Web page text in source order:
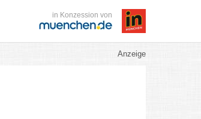
in Konzession von
Anzeige